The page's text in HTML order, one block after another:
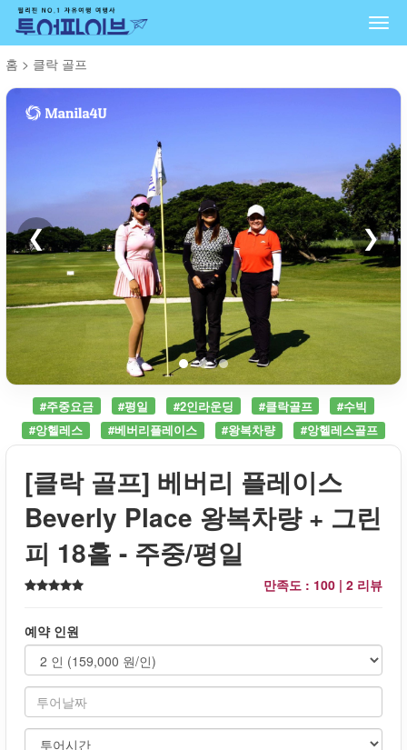
홈 > 클락 골프
❮ ❯
#주중요금 #평일 #2인라운딩 #클락골프
#수빅
#앙헬레스
#베버리플레이스 #왕복차량 #앙헬레스골프
[클락 골프] 베버리 플레이스
Beverly Place 왕복차량 + 그린
피 18홀 - 주중/평일
만족도 : 100 | 2 리뷰
예약 인원